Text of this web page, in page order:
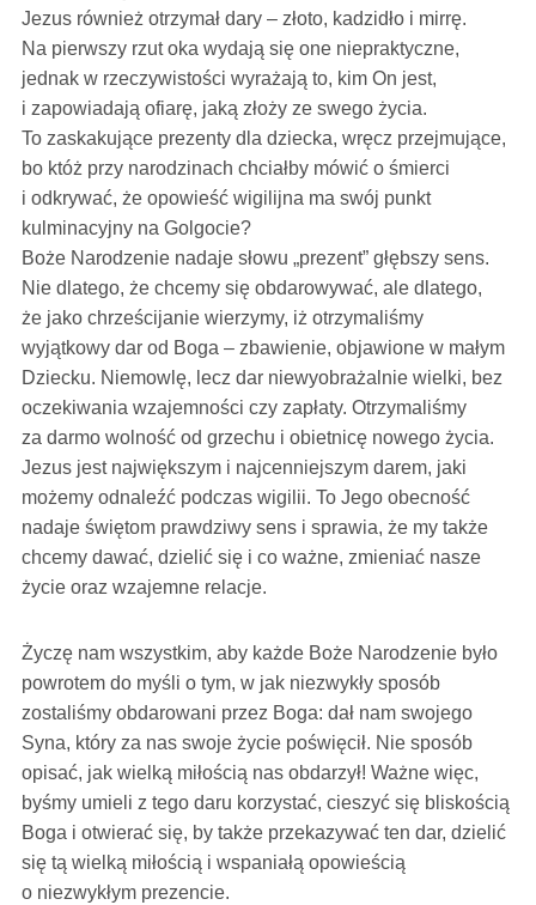
Jezus również otrzymał dary – złoto, kadzidło i mirrę.
Na pierwszy rzut oka wydają się one niepraktyczne,
jednak w rzeczywistości wyrażają to, kim On jest,
i zapowiadają ofiarę, jaką złoży ze swego życia.
To zaskakujące prezenty dla dziecka, wręcz przejmujące,
bo któż przy narodzinach chciałby mówić o śmierci
i odkrywać, że opowieść wigilijna ma swój punkt
kulminacyjny na Golgocie?
Boże Narodzenie nadaje słowu „prezent” głębszy sens.
Nie dlatego, że chcemy się obdarowywać, ale dlatego,
że jako chrześcijanie wierzymy, iż otrzymaliśmy
wyjątkowy dar od Boga – zbawienie, objawione w małym
Dziecku. Niemowlę, lecz dar niewyobrażalnie wielki, bez
oczekiwania wzajemności czy zapłaty. Otrzymaliśmy
za darmo wolność od grzechu i obietnicę nowego życia.
Jezus jest największym i najcenniejszym darem, jaki
możemy odnaleźć podczas wigilii. To Jego obecność
nadaje świętom prawdziwy sens i sprawia, że my także
chcemy dawać, dzielić się i co ważne, zmieniać nasze
życie oraz wzajemne relacje.
Życzę nam wszystkim, aby każde Boże Narodzenie było
powrotem do myśli o tym, w jak niezwykły sposób
zostaliśmy obdarowani przez Boga: dał nam swojego
Syna, który za nas swoje życie poświęcił. Nie sposób
opisać, jak wielką miłością nas obdarzył! Ważne więc,
byśmy umieli z tego daru korzystać, cieszyć się bliskością
Boga i otwierać się, by także przekazywać ten dar, dzielić
się tą wielką miłością i wspaniałą opowieścią
o niezwykłym prezencie.